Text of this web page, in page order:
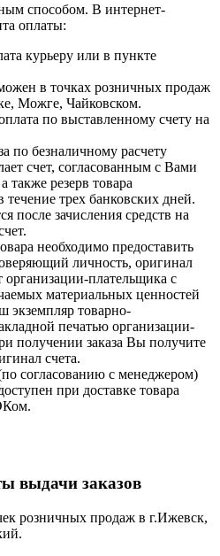
способом. В интернет-
оплаты:
курьеру или в пункте
в точках розничных продаж
Можге, Чайковском.
по выставленному счету на
по безналичному расчету
счет, согласованным с Вами
также резерв товара
течение трех банковских дней.
после зачисления средств на
необходимо предоставить
личность, оригинал
организации-плательщика с
материальных ценностей
экземпляр товарно-
печатью организации-
получении заказа Вы получите
счета.
согласованию с менеджером)
при доставке товара
выдачи заказов
розничных продаж в г.Ижевск,